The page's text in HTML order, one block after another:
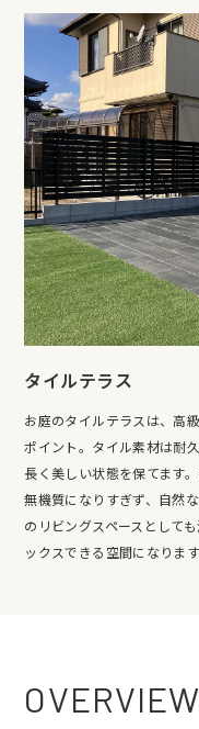
タイルテラス
お庭のタイルテラスは、高
ポイント。タイル素材は耐
長く美しい状態を保てます
無機質になりすぎず、自然
のリビングスペースとして
ックスできる空間になります
OVERVIEW